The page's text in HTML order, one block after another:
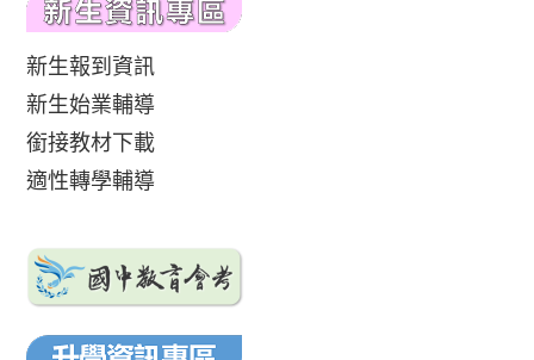
新生報到資訊
新生始業輔導
銜接教材下載
適性轉學輔導